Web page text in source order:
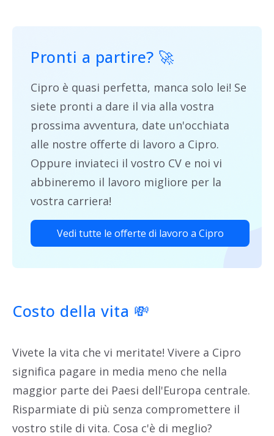
Pronti a partire? 🚀
Cipro è quasi perfetta, manca solo lei! Se
siete pronti a dare il via alla vostra
prossima avventura, date un'occhiata
alle nostre offerte di lavoro a Cipro.
Oppure inviateci il vostro CV e noi vi
abbineremo il lavoro migliore per la
vostra carriera!
Vedi tutte le offerte di lavoro a Cipro
Costo della vita 💸
Vivete la vita che vi meritate! Vivere a Cipro
significa pagare in media meno che nella
maggior parte dei Paesi dell'Europa centrale.
Risparmiate di più senza compromettere il
vostro stile di vita. Cosa c'è di meglio?